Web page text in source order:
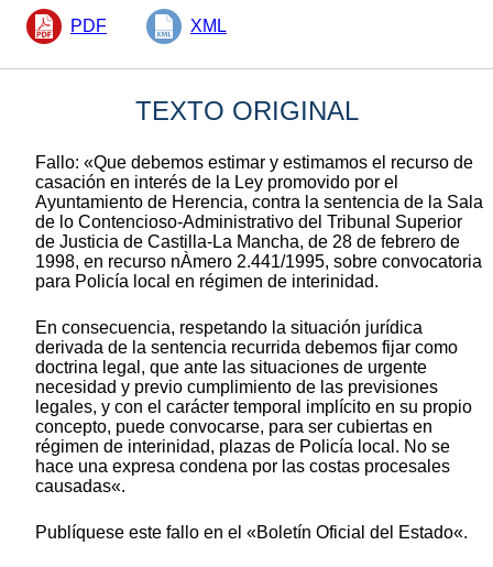
PDF XML
TEXTO ORIGINAL
Fallo: «Que debemos estimar y estimamos el recurso de
casación en interés de la Ley promovido por el
Ayuntamiento de Herencia, contra la sentencia de la Sala
de lo Contencioso-Administrativo del Tribunal Superior
de Justicia de Castilla-La Mancha, de 28 de febrero de
1998, en recurso nÀmero 2.441/1995, sobre convocatoria
para Policía local en régimen de interinidad.
En consecuencia, respetando la situación jurídica
derivada de la sentencia recurrida debemos fijar como
doctrina legal, que ante las situaciones de urgente
necesidad y previo cumplimiento de las previsiones
legales, y con el carácter temporal implícito en su propio
concepto, puede convocarse, para ser cubiertas en
régimen de interinidad, plazas de Policía local. No se
hace una expresa condena por las costas procesales
causadas«.
Publíquese este fallo en el «Boletín Oficial del Estado«.